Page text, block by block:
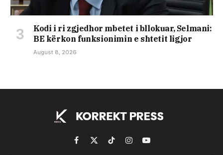
Kodi i ri zgjedhor mbetet i bllokuar, Selmani:
BE kërkon funksionimin e shtetit ligjor
August 8, 2026
Facebook
X
TikTokInstagramYouTube